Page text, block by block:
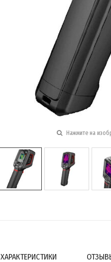
Нажмите на
ХАРАКТЕРИСТИКИ